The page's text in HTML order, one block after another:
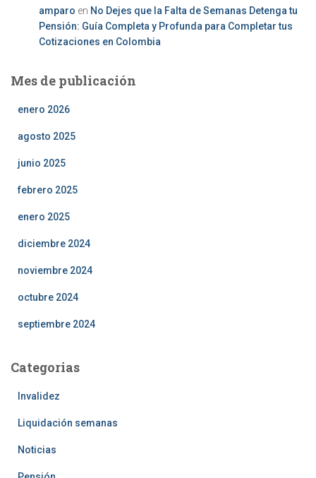
amparo en No Dejes que la Falta de Semanas Detenga tu
Pensión: Guía Completa y Profunda para Completar tus
Cotizaciones en Colombia
Mes de publicación
enero 2026
agosto 2025
junio 2025
febrero 2025
enero 2025
diciembre 2024
noviembre 2024
octubre 2024
septiembre 2024
Categorias
Invalidez
Liquidación semanas
Noticias